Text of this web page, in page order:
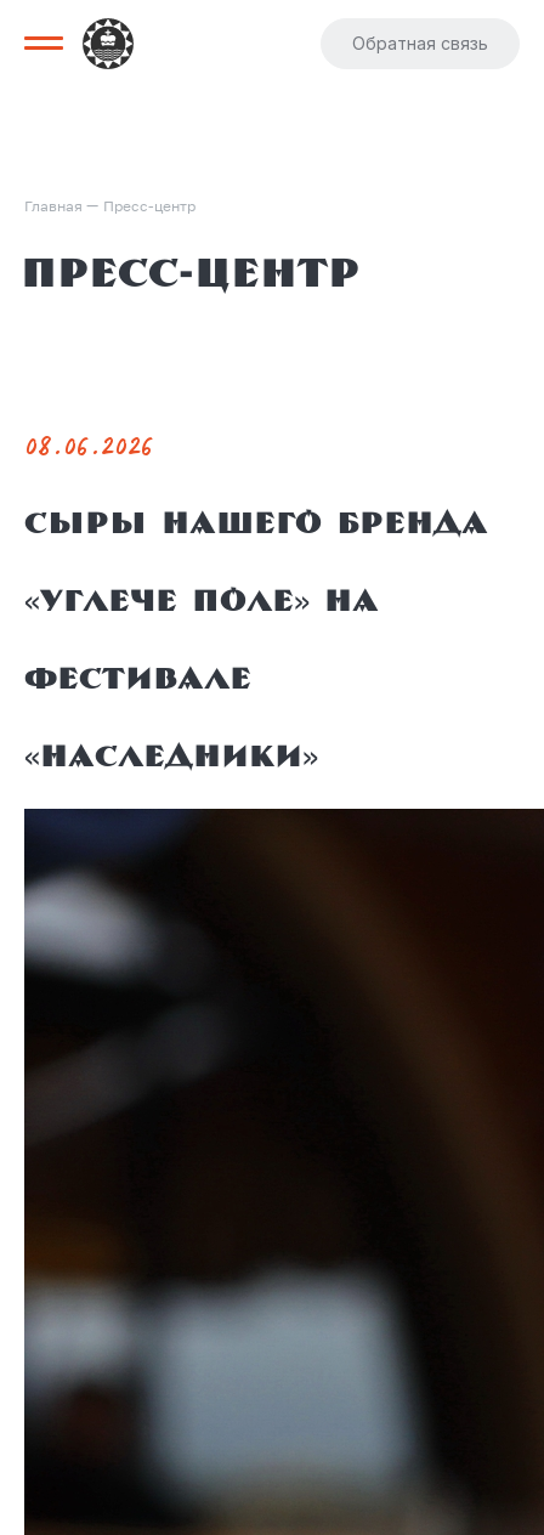
Обратная связь
Главная — Пресс-центр
Пресс-центр
08.06.2026
Сыры нашего бренда
«Углече Поле» на
фестивале
«Наследники»